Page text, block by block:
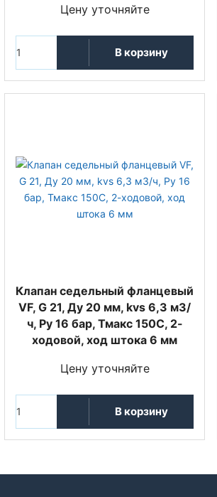
Цену уточняйте
В корзину
Клапан седельный фланцевый
VF, G 21, Ду 20 мм, kvs 6,3 м3/
ч, Py 16 бар, Тмакс 150С, 2-
ходовой, ход штока 6 мм
Цену уточняйте
В корзину